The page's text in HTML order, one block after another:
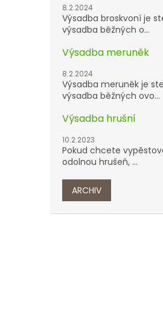
8.2.2024
Výsadba broskvoní je
výsadba běžných o...
Výsadba meruněk
8.2.2024
Výsadba meruněk je
výsadba běžných ovo...
Výsadba hrušní
10.2.2023
Pokud chcete
odolnou hrušeň, ...
ARCHIV